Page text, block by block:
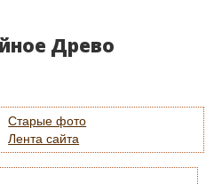
Древо
Старые фото
Лента сайта